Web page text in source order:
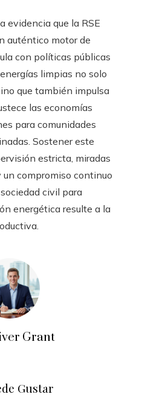
evidencia que la RSE
auténtico motor de
con políticas públicas
limpias no solo
que también impulsa
las economías
para comunidades
Sostener este
estricta, miradas
compromiso continuo
civil para
energética resulte a la
Grant
Gustar